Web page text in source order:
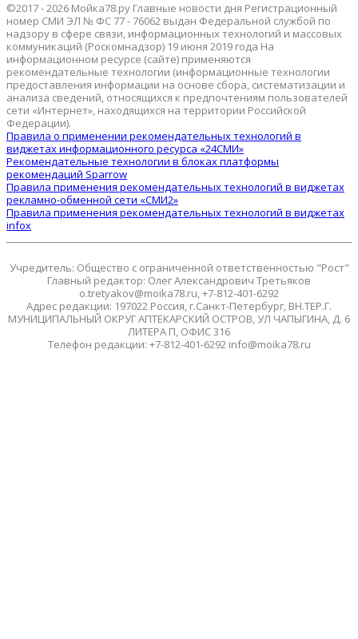
©2017 - 2026 Мойка78.ру Главные новости дня Регистрационный
номер СМИ ЭЛ № ФС 77 - 76062 выдан Федеральной службой по
надзору в сфере связи, информационных технологий и массовых
коммуникаций (Роскомнадзор) 19 июня 2019 года На
информационном ресурсе (сайте) применяются
рекомендательные технологии (информационные технологии
предоставления информации на основе сбора, систематизации и
анализа сведений, относящихся к предпочтениям пользователей
сети «Интернет», находящихся на территории Российской
Федерации).
Правила о применении рекомендательных технологий в
виджетах информационного ресурса «24СМИ»
Рекомендательные технологии в блоках платформы
рекомендаций Sparrow
Правила применения рекомендательных технологий в виджетах
рекламно-обменной сети «СМИ2»
Правила применения рекомендательных технологий в виджетах
infox
Учредитель: Общество с ограниченной ответственностью "Рост"
Главный редактор: Олег Александрович Третьяков
o.tretyakov@moika78.ru, +7-812-401-6292
Адрес редакции: 197022 Россия, г.Санкт-Петербург, ВН.ТЕР.Г.
МУНИЦИПАЛЬНЫЙ ОКРУГ АПТЕКАРСКИЙ ОСТРОВ, УЛ ЧАПЫГИНА, Д. 6
ЛИТЕРА П, ОФИС 316
Телефон редакции: +7-812-401-6292 info@moika78.ru